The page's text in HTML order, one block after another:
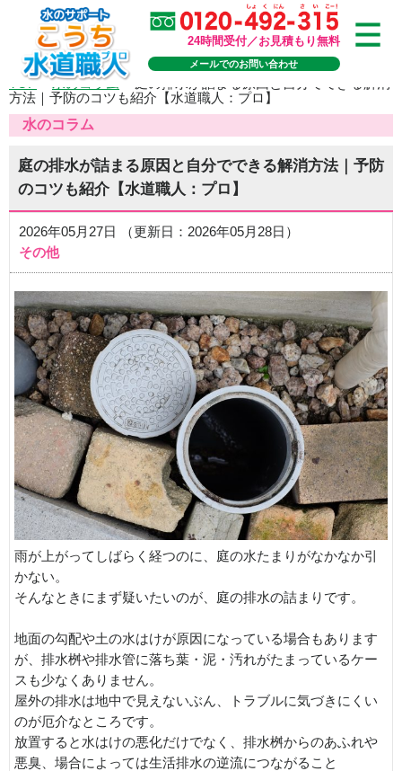
24時間受付／お見積もり無料
メールでのお問い合わせ
TOP>水のコラム >
方法｜予防のコツも紹介【水道職人：プロ】
水のコラム
庭の排水が詰まる原因と自分でできる解消方法｜予防
のコツも紹介【水道職人：プロ】
2026年05月27日 （更新日：2026年05月28日）
その他
雨が上がってしばらく経つのに、庭の水たまりがなかなか引
かない。
そんなときにまず疑いたいのが、庭の排水の詰まりです。
地面の勾配や土の水はけが原因になっている場合もあります
が、排水桝や排水管に落ち葉・泥・汚れがたまっているケー
スも少なくありません。
屋外の排水は地中で見えないぶん、トラブルに気づきにくい
のが厄介なところです。
放置すると水はけの悪化だけでなく、排水桝からのあふれや
悪臭、場合によっては生活排水の逆流につながること